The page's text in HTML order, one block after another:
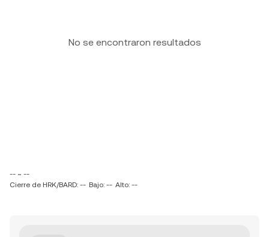
No se encontraron resultados
-- ~ --
Cierre de HRK/BARD: -- Bajo: -- Alto: --